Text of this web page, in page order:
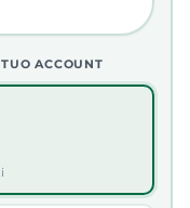
ACCOUNT